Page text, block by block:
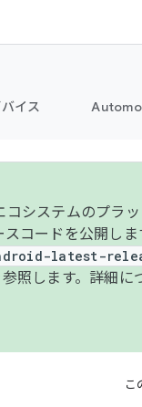
イス
システムのプラ
コードを公開し
latest-
照します。詳細に
こ